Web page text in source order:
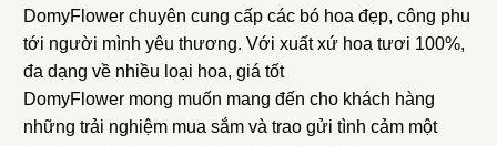
DomyFlower chuyên cung cấp các bó hoa đẹp, công phu
tới người mình yêu thương. Với xuất xứ hoa tươi 100%,
đa dạng về nhiều loại hoa, giá tốt
DomyFlower mong muốn mang đến cho khách hàng
những trải nghiệm mua sắm và trao gửi tình cảm một